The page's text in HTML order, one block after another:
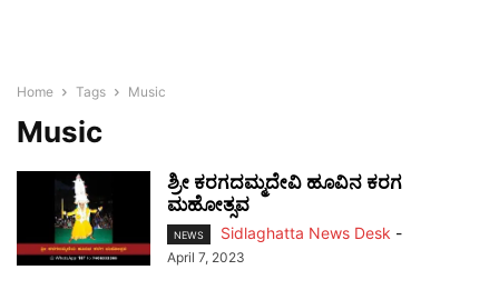
Home Tags Music
Music
ಶ್ರೀ ಕರಗದಮ್ಮದೇವಿ ಹೂವಿನ ಕರಗ
ಮಹೋತ್ಸವ
NEWS Sidlaghatta News Desk -
April 7, 2023